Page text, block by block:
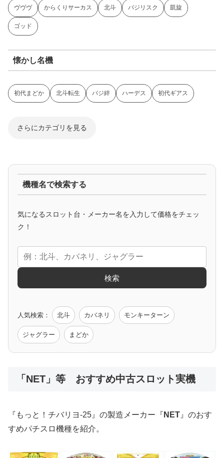
ヴヴヴ からくりサーカス 北斗 バジリスク 凱旋
ゴッド
懐かし名機
初代まどか 北斗転生 バジ絆 ハーデス 初代ギアス
さらにカテゴリを見る
マイジャグ ファンキー アイム ゴージャグ ハッピー
アニメタイアップ
エヴァ コードギアス 化物語 炎炎ノ消防隊
モンハン バイオ ペルソナ
機種名で検索する
気になるスロット台・メーカー名を入力して価格をチェッ
ク！
検索
人気検索： 北斗 カバネリ モンキーターン
ジャグラー まどか
「NET」等 おすすめ中古スロット実機
『もっと！チバリヨ-25』の製造メーカー『 NET 』のおす
すめパチスロ機種を紹介。